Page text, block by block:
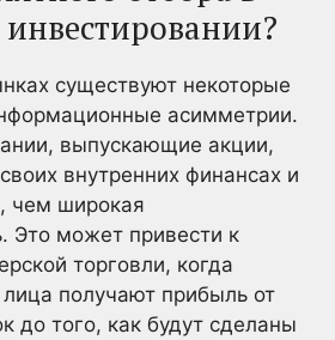
существуют некоторые
асимметрии.
выпускающие акции,
внутренних финансах и
чем широкая
Это может привести к
торговли, когда
получают прибыль от
до того, как будут сделаны